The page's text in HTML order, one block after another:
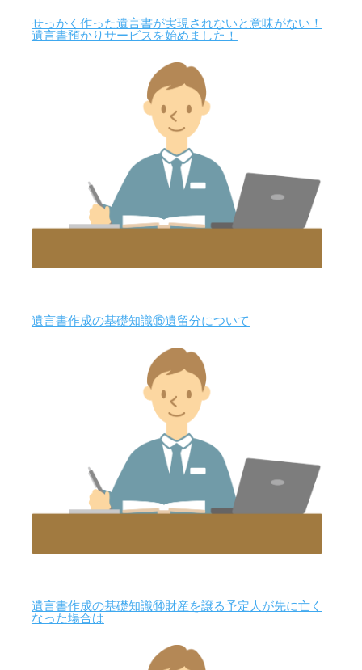
せっかく作った遺言書が実現されないと意味がない！
遺言書預かりサービスを始めました！
遺言書作成の基礎知識⑮遺留分について
遺言書作成の基礎知識⑭財産を譲る予定人が先に亡く
なった場合は